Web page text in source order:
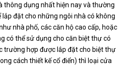
thông dụng nhất hiện nay và thường
đặt cho những ngôi nhà có không
nhà phố, các căn hộ cao cấp, hoặc
có thể sử dụng cho căn biệt thự có
trường hợp được lắp đặt cho biệt thự
cách thiết kế cổ điển) thì loại cửa